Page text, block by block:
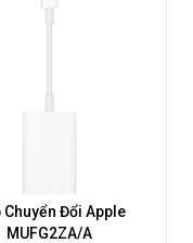
Chuyển Đổi Apple
MUFG2ZA/A